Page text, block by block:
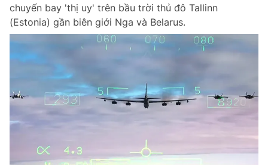
chuyến bay 'thị uy' trên bầu trời thủ đô Tallinn
(Estonia) gần biên giới Nga và Belarus.